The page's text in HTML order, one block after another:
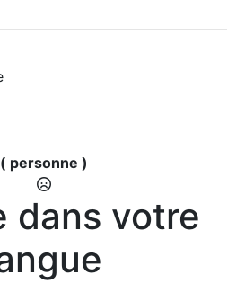
( personne )
dans votre